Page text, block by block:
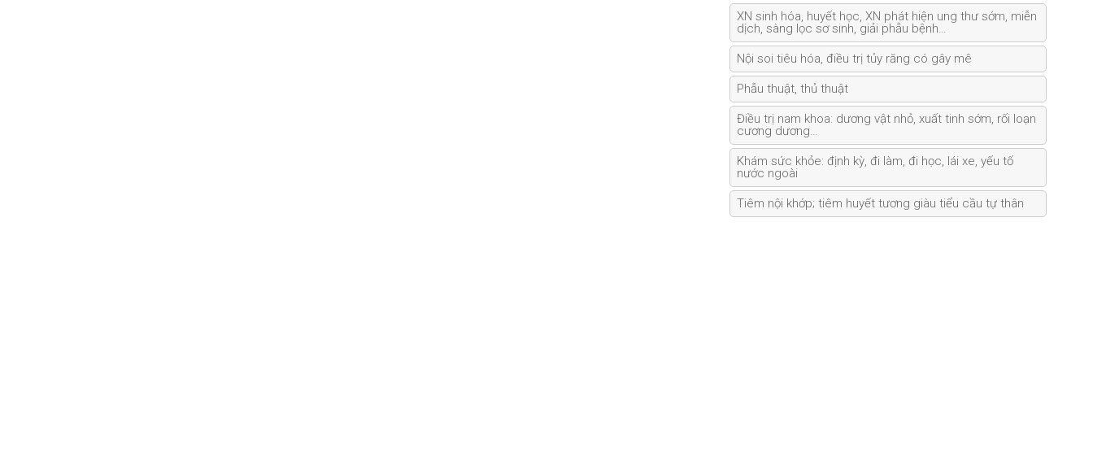
XN sinh hóa, huyết học, XN phát hiện ung thư sớm, miễn
dịch, sàng lọc sơ sinh, giải phẫu bệnh…
Nội soi tiêu hóa, điều trị tủy răng có gây mê
Phẫu thuật, thủ thuật
Điều trị nam khoa: dương vật nhỏ, xuất tinh sớm, rối loạn
cương dương…
Khám sức khỏe: định kỳ, đi làm, đi học, lái xe, yếu tố
nước ngoài
Tiêm nội khớp; tiêm huyết tương giàu tiểu cầu tự thân